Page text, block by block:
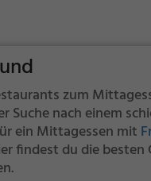
zum
Suche nach einem
ein Mittagessen mit
findest du die